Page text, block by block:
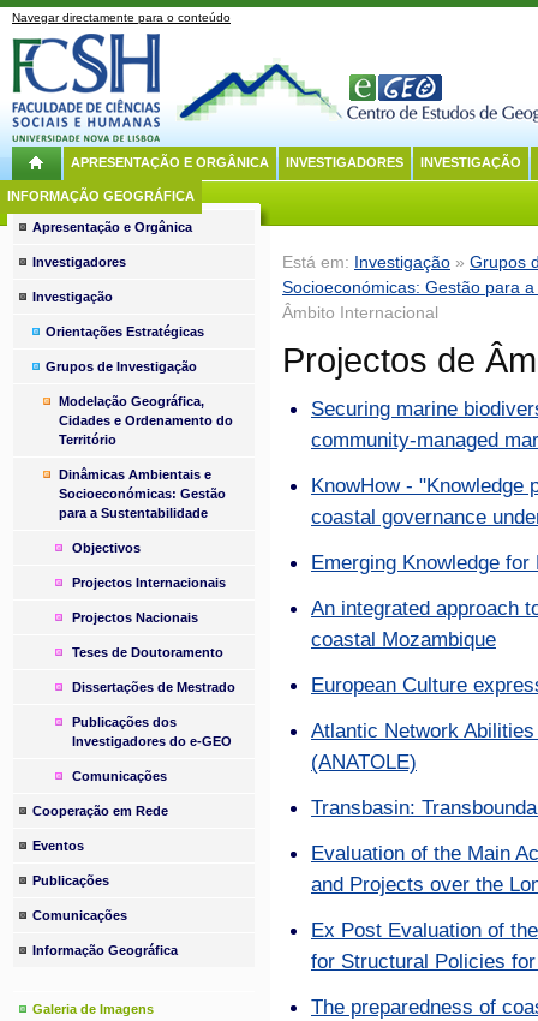
Navegar directamente para o conteúdo
APRESENTAÇÃO E ORGÂNICA INVESTIGADORES INVESTIGAÇÃO
INFORMAÇÃO GEOGRÁFICA
Está em: Investigação » Grupos
Socioeconómicas: Gestão para
Âmbito Internacional
Projectos de
Securing marine
community-managed
KnowHow - "Knowledge
coastal governance
Emerging Knowledge
An integrated approach
coastal Mozambique
European Culture
Atlantic Network
(ANATOLE)
Transbasin:
Evaluation of the Main
and Projects over the
Ex Post Evaluation of
for Structural Policies
The preparedness of
Apresentação e Orgânica
Investigadores
Investigação
Orientações Estratégicas
Grupos de Investigação
Modelação Geográfica,
Cidades e Ordenamento do
Território
Dinâmicas Ambientais e
Socioeconómicas: Gestão
para a Sustentabilidade
Objectivos
Projectos Internacionais
Projectos Nacionais
Teses de Doutoramento
Dissertações de Mestrado
Publicações dos
Investigadores do e-GEO
Comunicações
Cooperação em Rede
Eventos
Publicações
Comunicações
Informação Geográfica
Galeria de Imagens